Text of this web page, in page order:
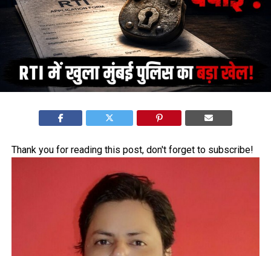
Thank you for reading this post, don't forget to subscribe!